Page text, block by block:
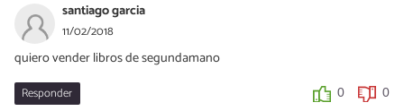
santiago garcia
11/02/2018
quiero vender libros de segundamano
Responder 0 0